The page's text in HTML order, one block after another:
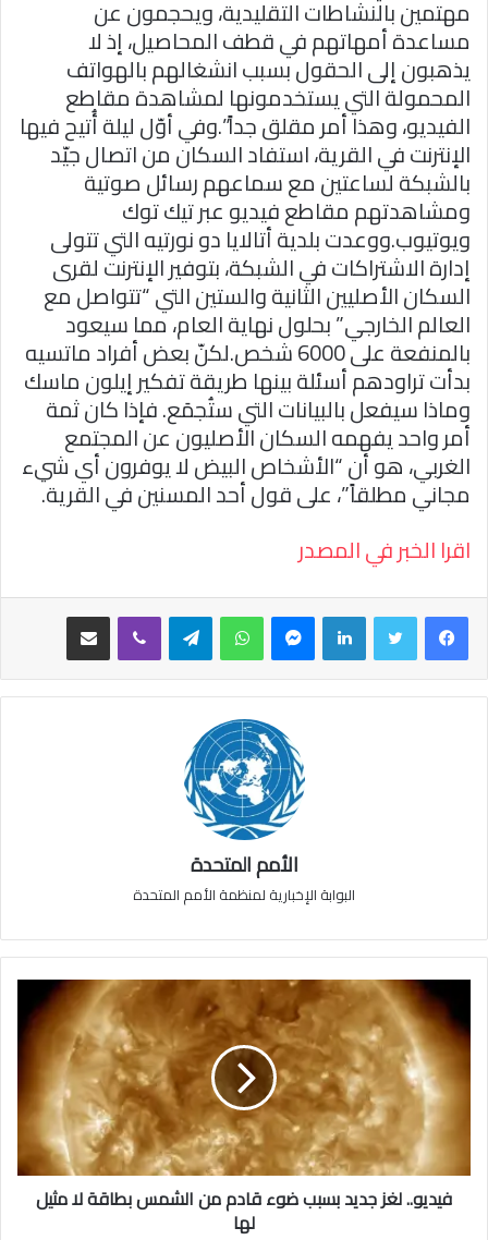
مهتمين بالنشاطات التقليدية، ويحجمون عن
مساعدة أمهاتهم في قطف المحاصيل، إذ لا
يذهبون إلى الحقول بسبب انشغالهم بالهواتف
المحمولة التي يستخدمونها لمشاهدة مقاطع
الفيديو، وهذا أمر مقلق جداً”.وفي أوّل ليلة أُتيح فيها
الإنترنت في القرية، استفاد السكان من اتصال جيّد
بالشبكة لساعتين مع سماعهم رسائل صوتية
ومشاهدتهم مقاطع فيديو عبر تيك توك
ويوتيوب.ووعدت بلدية أتالايا دو نورتيه التي تتولى
إدارة الاشتراكات في الشبكة، بتوفير الإنترنت لقرى
السكان الأصليين الثانية والستين التي “تتواصل مع
العالم الخارجي” بحلول نهاية العام، مما سيعود
بالمنفعة على 6000 شخص.لكنّ بعض أفراد ماتسيه
بدأت تراودهم أسئلة بينها طريقة تفكير إيلون ماسك
وماذا سيفعل بالبيانات التي ستُجمَع. فإذا كان ثمة
أمر واحد يفهمه السكان الأصليون عن المجتمع
الغربي، هو أن “الأشخاص البيض لا يوفرون أي شيء
مجاني مطلقاً”، على قول أحد المسنين في القرية.
اقرا الخبر في المصدر
فيسبوك لينكدإن واتساب تيلقرام
الأمم المتحدة
البوابة الإخبارية لمنظمة الأمم المتحدة
فيديو.. لغز جديد بسبب ضوء قادم من الشمس بطاقة لا مثيل
لها